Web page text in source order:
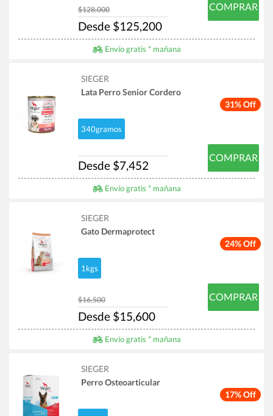
$128,000
Desde $125,200
COMPRAR
Envío gratis * mañana
31% Off
SIEGER
Lata Perro Senior Cordero
340gramos
Desde $7,452
COMPRAR
Envío gratis * mañana
24% Off
SIEGER
Gato Dermaprotect
1kgs
$16,500
Desde $15,600
COMPRAR
Envío gratis * mañana
17% Off
SIEGER
Perro Osteoarticular